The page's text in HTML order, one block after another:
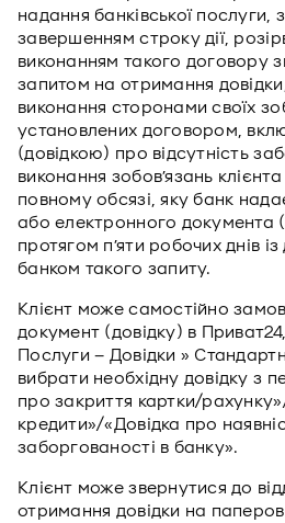
надання банківської послуги,
завершенням строку дії,
виконанням такого договору
запитом на отримання
виконання сторонами своїх
установлених договором,
(довідкою) про відсутність
виконання зобов’язань
повному обсязі, яку банк
або електронного документа
протягом п’яти робочих днів
банком такого запиту.
Клієнт може самостійно
документ (довідку) в
Послуги – Довідки »
вибрати необхідну довідку з
про закриття картки/
кредити»/«Довідка про
заборгованості в банку».
Клієнт може звернутися до
отримання довідки на